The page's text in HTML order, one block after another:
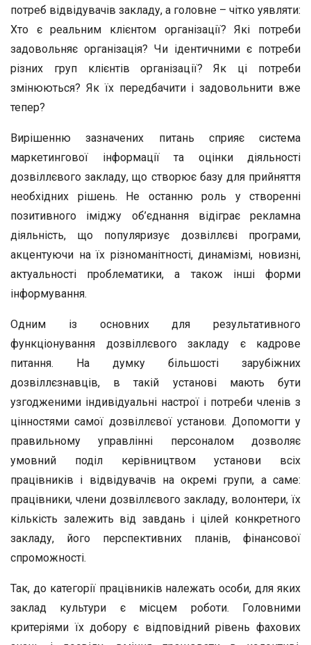
потреб відвідувачів закладу, а головне – чітко уявляти:
Хто є реальним клієнтом організації? Які потреби
задовольняє організація? Чи ідентичними є потреби
різних груп клієнтів організації? Як ці потреби
змінюються? Як їх передбачити і задовольнити вже
тепер?
Вирішенню зазначених питань сприяє система
маркетингової інформації та оцінки діяльності
дозвіллєвого закладу, що створює базу для прийняття
необхідних рішень. Не останню роль у створенні
позитивного іміджу об’єднання відіграє рекламна
діяльність, що популяризує дозвіллєві програми,
акцентуючи на їх різноманітності, динамізмі, новизні,
актуальності проблематики, а також інші форми
інформування.
Одним із основних для результативного
функціонування дозвіллєвого закладу є кадрове
питання. На думку більшості зарубіжних
дозвіллєзнавців, в такій установі мають бути
узгодженими індивідуальні настрої і потреби членів з
цінностями самої дозвіллєвої установи. Допомогти у
правильному управлінні персоналом дозволяє
умовний поділ керівництвом установи всіх
працівників і відвідувачів на окремі групи, а саме:
працівники, члени дозвіллєвого закладу, волонтери, їх
кількість залежить від завдань і цілей конкретного
закладу, його перспективних планів, фінансової
спроможності.
Так, до категорії працівників належать особи, для яких
заклад культури є місцем роботи. Головними
критеріями їх добору є відповідний рівень фахових